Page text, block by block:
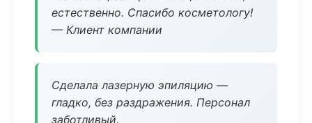
естественно. Спасибо косметологу!
— Клиент компании
Сделала лазерную эпиляцию —
гладко, без раздражения. Персонал
заботливый.